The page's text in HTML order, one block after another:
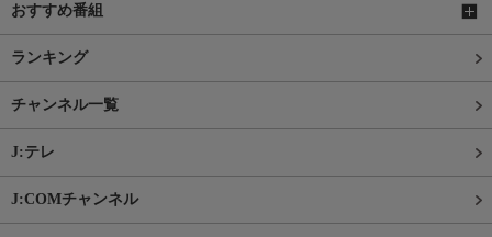
おすすめ番組
ランキング
チャンネル一覧
J:テレ
J:COMチャンネル